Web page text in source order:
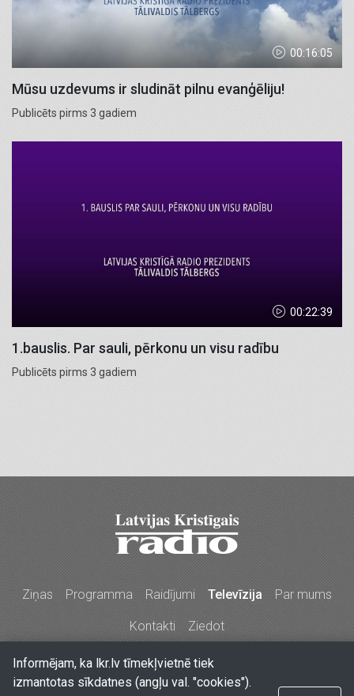
00:16:05
Mūsu uzdevums ir sludināt pilnu evanģēliju!
Publicēts pirms 3 gadiem
00:22:39
1.bauslis. Par sauli, pērkonu un visu radību
Publicēts pirms 3 gadiem
Ziņas Programma Raidījumi Televīzija Par mums
Kontakti Ziedot
Stabu iela 77a, Rīga, LV-1009, Latvija
67210096, e-pastslkr@lkr.lv • Copyright 2026 SIA "Vārds
Informējam, ka lkr.lv tīmekļvietnē tiek
izmantotas sīkdatnes (angļu val. "cookies").